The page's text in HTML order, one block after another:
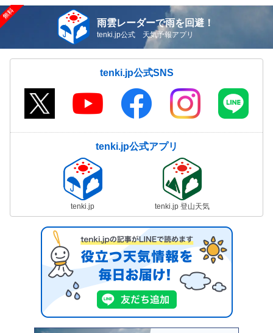
雨雲レーダーで雨を回避！
tenki.jp公式 天気予報アプリ
tenki.jp公式SNS
tenki.jp公式アプリ
tenki.jp tenki.jp 登山天気